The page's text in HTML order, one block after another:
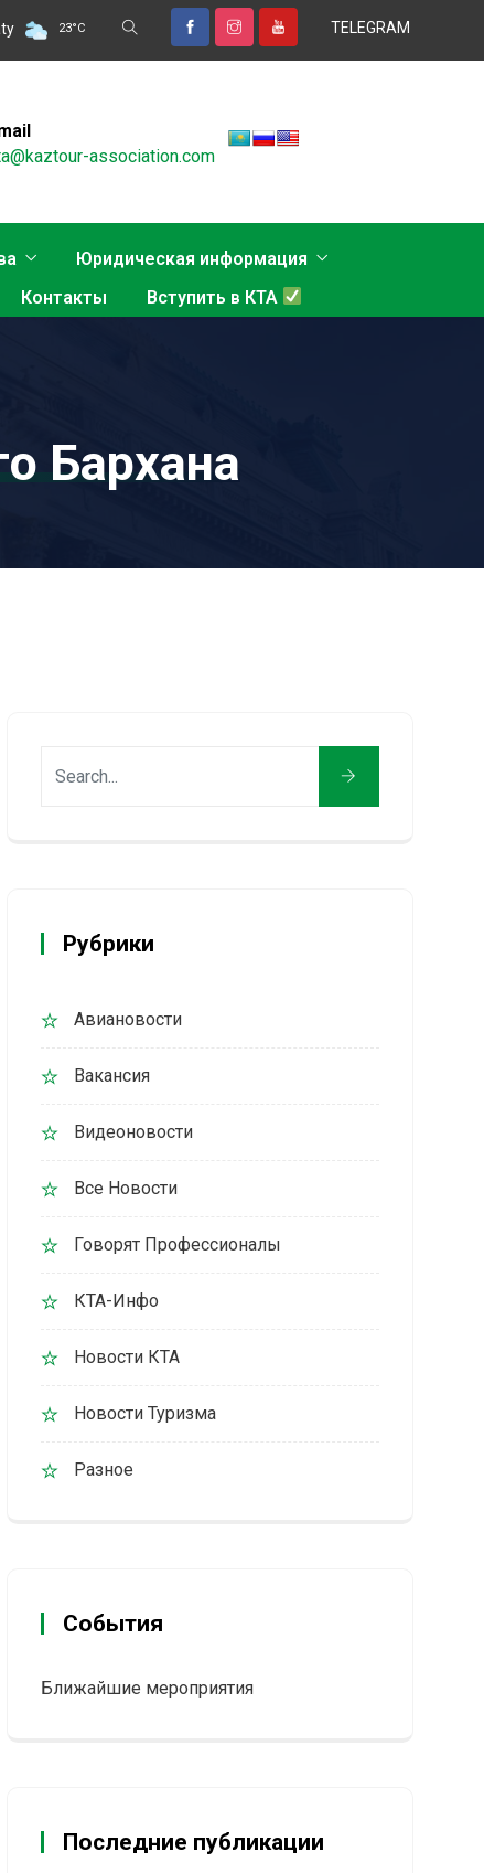
ТУРИЗМА В НОВОЙ РЕАЛЬНОСТИ ОБСУДЯТ В АЛМАТЫ
23°C TELEGRAM
association.com
Юридическая информация
Контакты Вступить в КТА
Бархана
Рубрики
Авиановости
Вакансия
Видеоновости
Все Новости
Говорят Профессионалы
КТА-Инфо
Новости КТА
Новости Туризма
Разное
События
Ближайшие мероприятия
Последние публикации